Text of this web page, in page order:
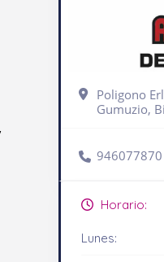
Poligono
Gumuzio,
946077870
Horario:
Lunes: